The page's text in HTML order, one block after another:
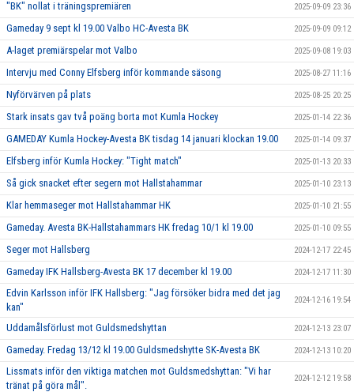
"BK" nollat i träningspremiären 2025-09-09 23:36
Gameday 9 sept kl 19.00 Valbo HC-Avesta BK 2025-09-09 09:12
A-laget premiärspelar mot Valbo 2025-09-08 19:03
Intervju med Conny Elfsberg inför kommande säsong 2025-08-27 11:16
Nyförvärven på plats 2025-08-25 20:25
Stark insats gav två poäng borta mot Kumla Hockey 2025-01-14 22:36
GAMEDAY Kumla Hockey-Avesta BK tisdag 14 januari klockan 19.00 2025-01-14 09:37
Elfsberg inför Kumla Hockey: "Tight match" 2025-01-13 20:33
Så gick snacket efter segern mot Hallstahammar 2025-01-10 23:13
Klar hemmaseger mot Hallstahammar HK 2025-01-10 21:55
Gameday. Avesta BK-Hallstahammars HK fredag 10/1 kl 19.00 2025-01-10 09:55
Seger mot Hallsberg 2024-12-17 22:45
Gameday IFK Hallsberg-Avesta BK 17 december kl 19.00 2024-12-17 11:30
Edvin Karlsson inför IFK Hallsberg: "Jag försöker bidra med det jag
kan"
2024-12-16 19:54
Uddamålsförlust mot Guldsmedshyttan 2024-12-13 23:07
Gameday. Fredag 13/12 kl 19.00 Guldsmedshytte SK-Avesta BK 2024-12-13 10:20
Lissmats inför den viktiga matchen mot Guldsmedshyttan: "Vi har
tränat på göra mål".
2024-12-12 19:58